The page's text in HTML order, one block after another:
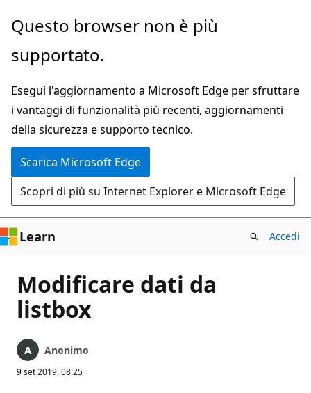
Ignora
passa
contenuto
principale
Questo browser non è più
supportato.
Esegui l'aggiornamento a Microsoft Edge per sfruttare
i vantaggi di funzionalità più recenti, aggiornamenti
della sicurezza e supporto tecnico.
Scarica Microsoft Edge
Scopri di più su Internet Explorer e Microsoft Edge
Learn Accedi
Modificare dati da
listbox
Anonimo
9 set 2019, 08:25